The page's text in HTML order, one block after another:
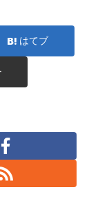
はてブ